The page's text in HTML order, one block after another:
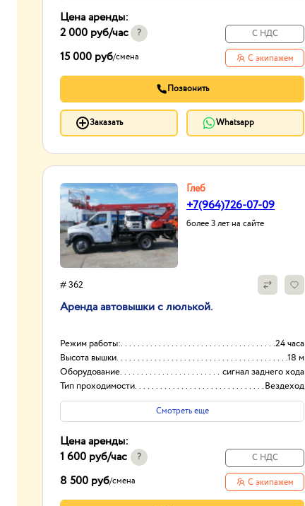
Тип проходимости
Вездеход
Цена аренды:
2 000 руб/час ?
15 000 руб/смена
С НДС
С экипажем
Позвонить
Заказать Whatsapp
Глеб
+7(964)726-07-09
более 3 лет на сайте
# 362
Аренда автовышки с люлькой.
Режим работы:
24 часа
Высота вышки
18 м
Оборудование
сигнал заднего хода
Тип проходимости
Вездеход
Смотреть еще
Цена аренды:
1 600 руб/час ?
8 500 руб/смена
С НДС
С экипажем